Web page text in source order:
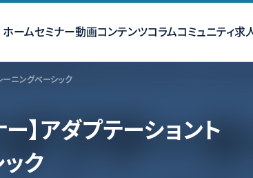
ホームセミナー動画コンテンツコラムコミュニティ求
ーニングベーシック
】アダプテーショント
ク